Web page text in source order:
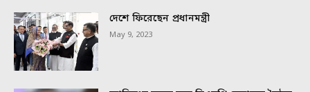
দেশে ফিরেছেন প্রধানমন্ত্রী
May 9, 2023